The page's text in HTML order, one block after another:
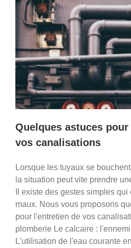
Quelques astuces pour
vos canalisations
Lorsque les tuyaux se
la situation peut vite prendre
Il existe des gestes simples
maux. Nous vous proposons
pour l'entretien de vos
plomberie Le calcaire :
L'utilisation de l'eau courante